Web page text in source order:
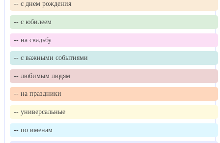
-- с днем рождения
-- с юбилеем
-- на свадьбу
-- с важными событиями
-- любимым людям
-- на праздники
-- универсальные
-- по именам